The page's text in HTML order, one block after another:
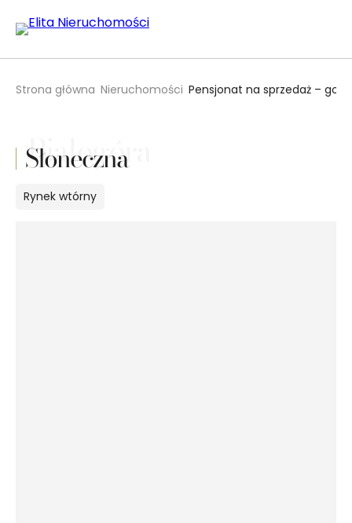
Strona główna Nieruchomości Pensjonat na sprzedaż –
Białogóra
Słoneczna
Rynek wtórny